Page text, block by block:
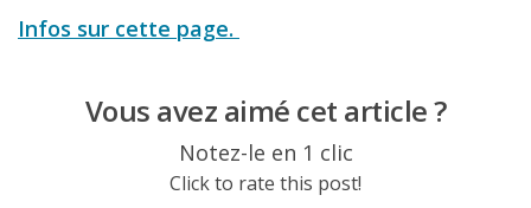
Infos sur cette page.
Vous avez aimé cet article ?
Notez-le en 1 clic
Click to rate this post!